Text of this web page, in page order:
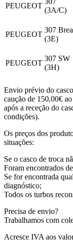
PEUGEOT
(3A/C)
PEUGEOT
307
(3E)
PEUGEOT
307 SW
(3H)
Envio prévio do
caução de 150,00€
após a receção do
condições).
Os preços dos
situações:
Se o casco de troca
Foram encontrados
Se for encontrada
diagnóstico;
Todos os turbos
Precisa de envio?
Trabalhamos com
Acresce IVA aos